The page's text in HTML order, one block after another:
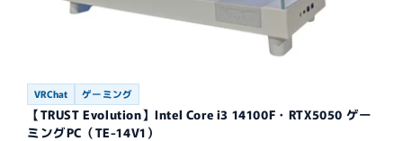
VRChat ゲーミング
【TRUST Evolution】Intel Core i3 14100F・RTX5050 ゲー
ミングPC（TE-14V1）